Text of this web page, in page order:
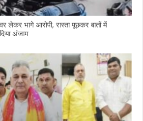
लेकर भागे आरोपी, रास्ता पूछकर बातों में
अंजाम